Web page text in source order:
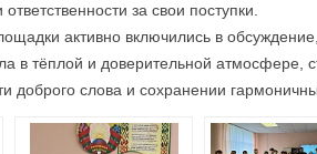
за свои поступки.
активно включились в
в тёплой и доверительной атмосфере,
доброго слова и сохранении